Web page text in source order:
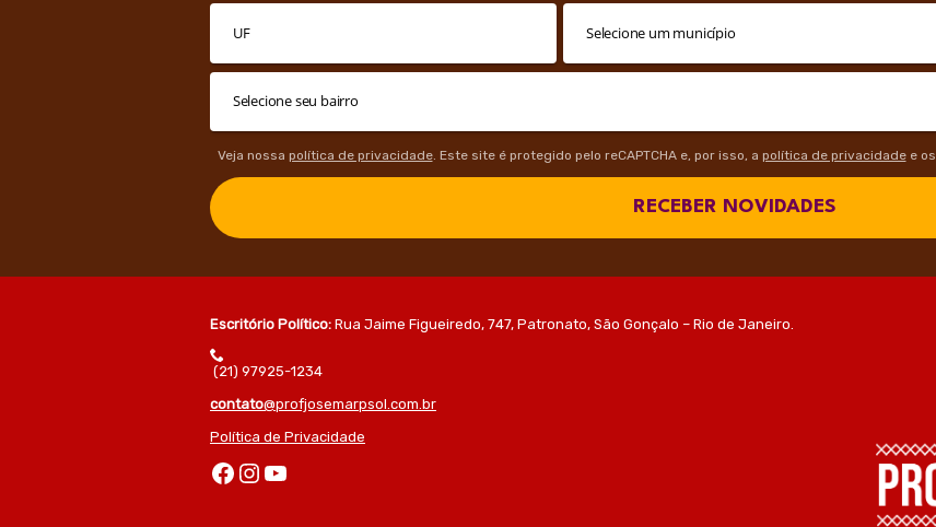
Veja nossa política de privacidade. Este site é protegido pelo reCAPTCHA e, por isso, a política de privacidadee os
RECEBER NOVIDADES
Escritório Político: Rua Jaime Figueiredo, 747, Patronato, São Gonçalo – Rio de Janeiro.
(21) 97925-1234
contato@profjosemarpsol.com.br
Política de Privacidade
Facebook Instagram Youtube